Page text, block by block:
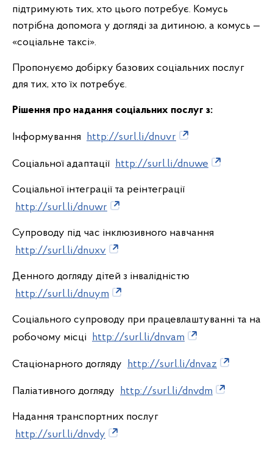
підтримують тих, хто цього потребує. Комусь
потрібна допомога у догляді за дитиною, а комусь —
«соціальне таксі».
Пропонуємо добірку базових соціальних послуг
для тих, хто їх потребує.
Рішення про надання соціальних послуг з:
Інформування http://surl.li/dnuvr
Соціальної адаптації http://surl.li/dnuwe
Соціальної інтеграції та реінтеграції
http://surl.li/dnuwr
Супроводу під час інклюзивного навчання
http://surl.li/dnuxv
Денного догляду дітей з інвалідністю
http://surl.li/dnuym
Соціального супроводу при працевлаштуванні та на
робочому місці http://surl.li/dnvam
Стаціонарного догляду http://surl.li/dnvaz
Паліативного догляду http://surl.li/dnvdm
Надання транспортних послуг
http://surl.li/dnvdy